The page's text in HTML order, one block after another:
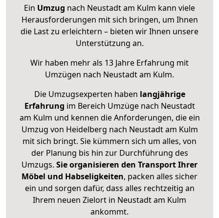
Ein Umzug nach Neustadt am Kulm kann viele
Herausforderungen mit sich bringen, um Ihnen
die Last zu erleichtern – bieten wir Ihnen unsere
Unterstützung an.
Wir haben mehr als 13 Jahre Erfahrung mit
Umzügen nach Neustadt am Kulm.
Die Umzugsexperten haben langjährige
Erfahrung im Bereich Umzüge nach Neustadt
am Kulm und kennen die Anforderungen, die ein
Umzug von Heidelberg nach Neustadt am Kulm
mit sich bringt. Sie kümmern sich um alles, von
der Planung bis hin zur Durchführung des
Umzugs. Sie organisieren den Transport Ihrer
Möbel und Habseligkeiten, packen alles sicher
ein und sorgen dafür, dass alles rechtzeitig an
Ihrem neuen Zielort in Neustadt am Kulm
ankommt.